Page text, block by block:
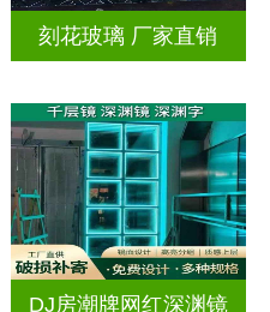
刻花玻璃 厂家直销
DJ房潮牌网红深渊镜